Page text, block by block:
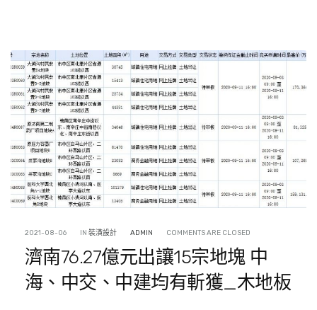
2021-08-06 IN 裝潢設計 ADMIN COMMENTS ARE CLOSED
濟南76.27億元出讓15宗地塊 中
海、中交、中建均有斬獲_木地板